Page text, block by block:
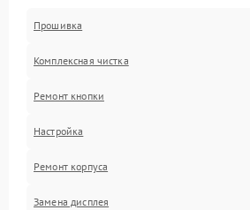
Прошивка
Комплексная чистка
Ремонт кнопки
Настройка
Ремонт корпуса
Замена дисплея